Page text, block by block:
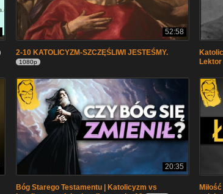
52:58
2-10 KATOLICYZM-SZCZĘŚLIWI JESTEŚMY.
1080p
Lektor
20:35
Bóg Starego Testamentu | Katolicyzm vs